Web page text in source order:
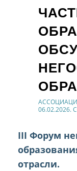
06.02.2026.
III Форум
отрасли.